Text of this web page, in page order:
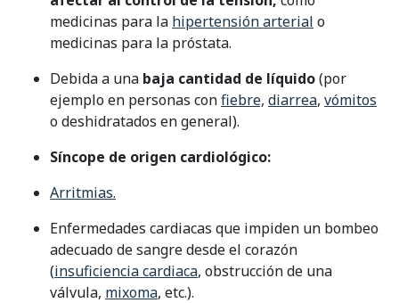
medicinas para la hipertensión arterial o
medicinas para la próstata.
Debida a una baja cantidad de líquido(por
ejemplo en personas confiebre, diarrea, vómitos
o deshidratados en general).
Síncope de origen cardiológico:
Arritmias.
Enfermedades cardiacas que impiden un bombeo
adecuado de sangre desde el corazón
(insuficiencia cardiaca, obstrucción de una
válvula, mixoma, etc.).